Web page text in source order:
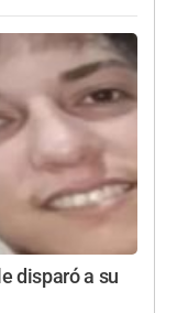
disparó a su